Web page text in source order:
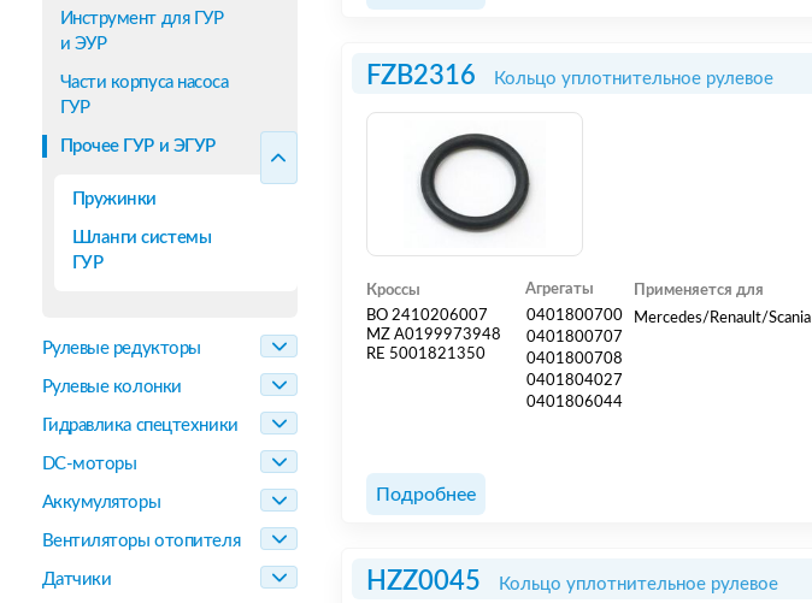
Инструмент для ГУР
и ЭУР
Части корпуса насоса
ГУР
Прочее ГУР и ЭГУР
Пружинки
Шланги системы
ГУР
Рулевые редукторы
Рулевые колонки
Гидравлика спецтехники
DC-моторы
Аккумуляторы
Вентиляторы отопителя
Датчики
FZB2316 Кольцо уплотнительное рулевое
Кроссы
BO 2410206007
MZ A0199973948
RE 5001821350
Агрегаты
0401800700
0401800707
0401800708
0401804027
0401806044
Применяется для
Mercedes/Renault/Scania
Подробнее
HZZ0045 Кольцо уплотнительное рулевое